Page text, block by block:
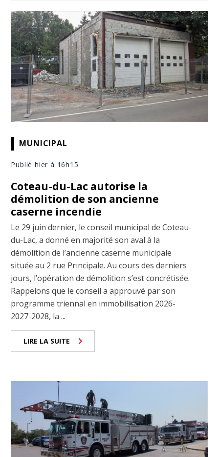
MUNICIPAL
Publié hier à 16h15
Coteau-du-Lac autorise la
démolition de son ancienne
caserne incendie
Le 29 juin dernier, le conseil municipal de Coteau-
du-Lac, a donné en majorité son aval à la
démolition de l’ancienne caserne municipale
située au 2 rue Principale. Au cours des derniers
jours, l’opération de démolition s’est concrétisée.
Rappelons que le conseil a approuvé par son
programme triennal en immobilisation 2026-
2027-2028, la ...
LIRE LA SUITE